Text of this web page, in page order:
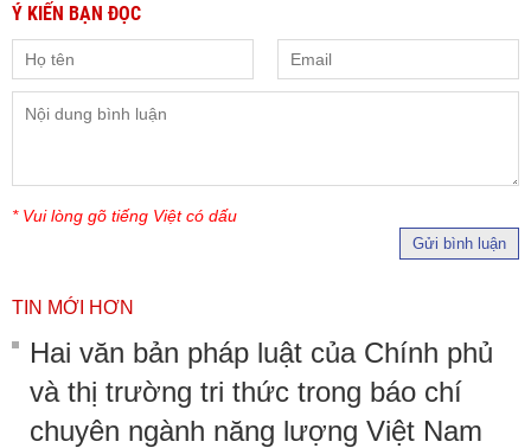
Ý KIẾN BẠN ĐỌC
* Vui lòng gõ tiếng Việt có dấu
Gửi bình luận
TIN MỚI HƠN
Hai văn bản pháp luật của Chính phủ
và thị trường tri thức trong báo chí
chuyên ngành năng lượng Việt Nam